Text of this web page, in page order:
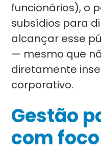
funcionários), o
subsídios para
alcançar esse
— mesmo que
diretamente
corporativo.
Gestão
com